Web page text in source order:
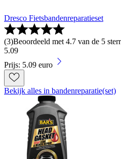
Dresco Fietsbandenreparatieset
(3)Beoordeeld met 4.7 van de 5
5.09
Prijs: 5.09 euro
Bekijk alles in bandenreparatie(set)